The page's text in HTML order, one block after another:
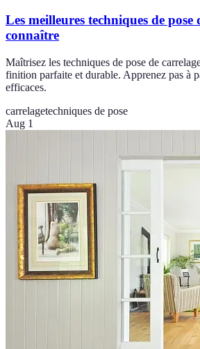
Les meilleures techniques de pose
connaître
Maîtrisez les techniques de pose de
finition parfaite et durable. Apprenez pas à
efficaces.
carrelagetechniques de pose
Aug 1